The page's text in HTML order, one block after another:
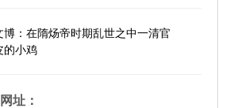
博：在隋炀帝时期乱世之中一清官
的小鸡
址：